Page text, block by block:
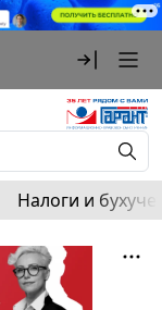
Налоги и